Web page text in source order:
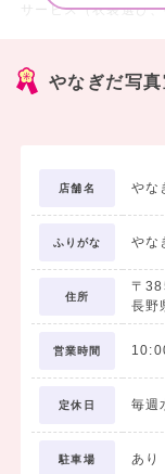
サービス（衣装選び
やなぎだ写
店舗名 やな
ふりがな やな
住所
〒
長野
営業時間
定休日 毎週
駐車場 あり